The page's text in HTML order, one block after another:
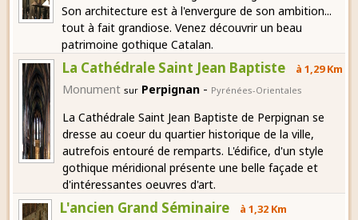
Son architecture est à l'envergure de son ambition...
tout à fait grandiose. Venez découvrir un beau
patrimoine gothique Catalan.
La Cathédrale Saint Jean Baptiste à 1,29 Km
Monument sur Perpignan - Pyrénées-Orientales
La Cathédrale Saint Jean Baptiste de Perpignan se
dresse au coeur du quartier historique de la ville,
autrefois entouré de remparts. L'édifice, d'un style
gothique méridional présente une belle façade et
d'intéressantes oeuvres d'art.
L'ancien Grand Séminaire à 1,32 Km